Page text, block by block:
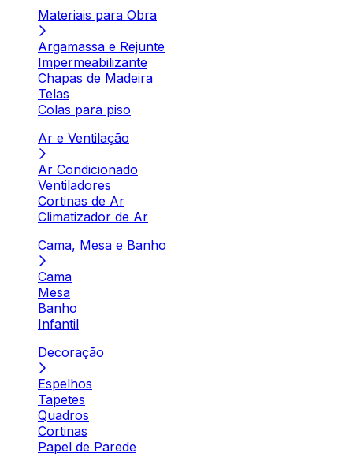
Materiais para Obra
Argamassa e Rejunte
Impermeabilizante
Chapas de Madeira
Telas
Colas para piso
Ar e Ventilação
Ar Condicionado
Ventiladores
Cortinas de Ar
Climatizador de Ar
Cama, Mesa e Banho
Cama
Mesa
Banho
Infantil
Decoração
Espelhos
Tapetes
Quadros
Cortinas
Papel de Parede